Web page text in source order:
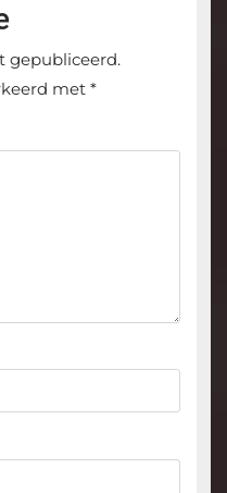
gepubliceerd.
met *